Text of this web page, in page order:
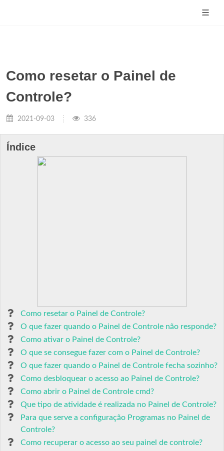
Como resetar o Painel de
Controle?
2021-09-03 336
Índice
Como resetar o Painel de Controle?
O que fazer quando o Painel de Controle não responde?
Como ativar o Painel de Controle?
O que se consegue fazer com o Painel de Controle?
O que fazer quando o Painel de Controle fecha sozinho?
Como desbloquear o acesso ao Painel de Controle?
Como abrir o Painel de Controle cmd?
Que tipo de atividade é realizada no Painel de Controle?
Para que serve a configuração Programas no Painel de
Controle?
Como recuperar o acesso ao seu painel de controle?